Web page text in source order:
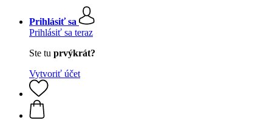
Prihlásiť sa
Prihlásiť sa teraz
Ste tu prvýkrát?
Vytvoriť účet